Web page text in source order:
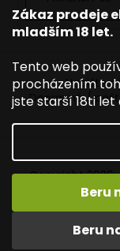
Zákaz prodeje
mladším 18 let.
Tento web
procházením
jste starší 18ti
Beru
Beru
Vítejte na
o
r
Napište
Dopravné /
Copyright 2026
.